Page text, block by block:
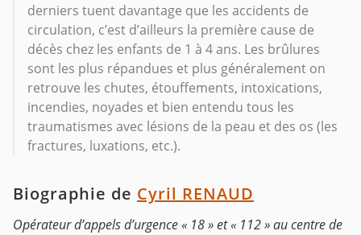
derniers tuent davantage que les accidents de
circulation, c’est d’ailleurs la première cause de
décès chez les enfants de 1 à 4 ans. Les brûlures
sont les plus répandues et plus généralement on
retrouve les chutes, étouffements, intoxications,
incendies, noyades et bien entendu tous les
traumatismes avec lésions de la peau et des os (les
fractures, luxations, etc.).
Biographie de Cyril RENAUD
Opérateur d’appels d’urgence « 18 » et « 112 » au centre de